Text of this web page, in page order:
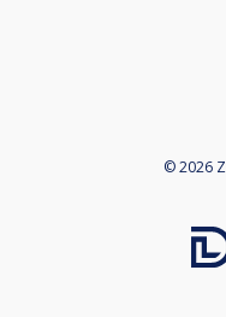
© 2026